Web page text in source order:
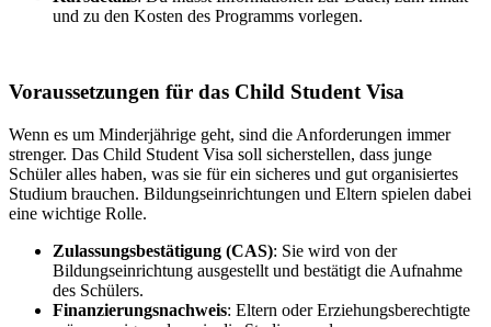
und zu den Kosten des Programms vorlegen.
Voraussetzungen für das Child Student Visa
Wenn es um Minderjährige geht, sind die Anforderungen immer
strenger. Das Child Student Visa soll sicherstellen, dass junge
Schüler alles haben, was sie für ein sicheres und gut organisiertes
Studium brauchen. Bildungseinrichtungen und Eltern spielen dabei
eine wichtige Rolle.
Zulassungsbestätigung (CAS): Sie wird von der
Bildungseinrichtung ausgestellt und bestätigt die Aufnahme
des Schülers.
Finanzierungsnachweis: Eltern oder Erziehungsberechtigte